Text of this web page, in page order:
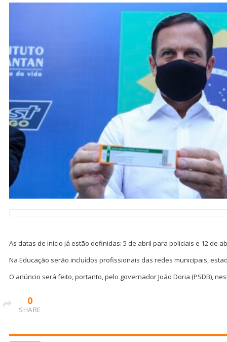
As datas de início já estão definidas: 5 de abril para policiais e 12 de
Na Educação serão incluídos profissionais das redes municipais,
O anúncio será feito, portanto, pelo governador João Doria (PSDB),
0
SHARE